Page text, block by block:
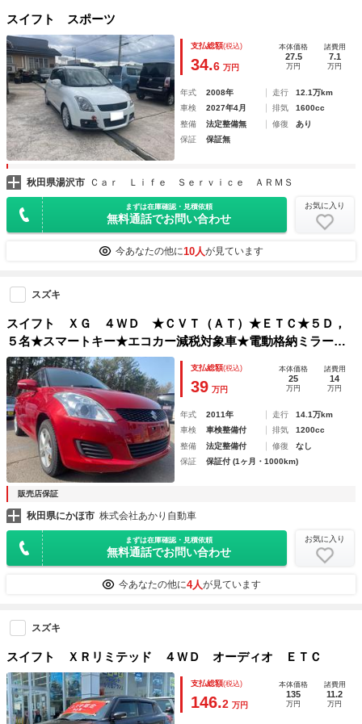
スイフト スポーツ
支払総額(税込)
34.6 万円
本体価格
27.5
万円
諸費用
7.1
万円
年式 2008年 走行
12.1万km
車検
2027年4月 排気
1600cc
整備
法定整備無 修復
あり
保証
保証無
秋田県湯沢市 Ｃａｒ Ｌｉｆｅ Ｓｅｒｖｉｃｅ ＡＲＭＳ
まずは在庫確認・見積依頼
無料通話でお問い合わせ
お気に入り
今あなたの他に10人が見ています
スズキ
スイフト ＸＧ ４ＷＤ ★ＣＶＴ（ＡＴ）★ＥＴＣ★５Ｄ，
５名★スマートキー★エコカー減税対象車★電動格納ミラー★
ＨＩＤ、オートライト★フルフラット★ＣＤ★プッシュスター
ト
支払総額(税込)
39 万円
本体価格
25
万円
諸費用
14
万円
年式 2011年 走行
14.1万km
車検
車検整備付 排気
1200cc
整備
法定整備付 修復
なし
保証
保証付 (1ヶ月・1000km)
販売店保証
秋田県にかほ市 株式会社あかり自動車
まずは在庫確認・見積依頼
無料通話でお問い合わせ
お気に入り
今あなたの他に4人が見ています
スズキ
スイフト ＸＲリミテッド ４ＷＤ オーディオ ＥＴＣ
支払総額(税込)
146.2 万円
本体価格
135
万円
諸費用
11.2
万円